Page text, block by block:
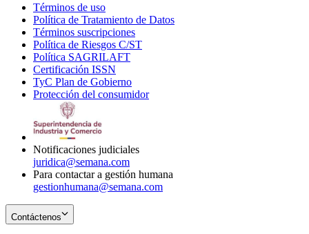
Términos de uso
in
new
window
Política de Tratamiento de Datos
Términos suscripciones
in
Política de Riesgos C/ST
Política SAGRILAFT
new
window
Certificación ISSN
in
new
TyC Plan de Gobierno
in
Protección del consumidorOpens
Notificaciones judiciales
juridica@semana.com
Para contactar a gestión humana
gestionhumana@semana.com
Contáctenos